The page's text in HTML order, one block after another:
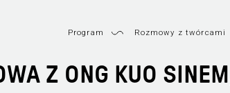
Program Rozmowy z twórcami
Z ONG KUO